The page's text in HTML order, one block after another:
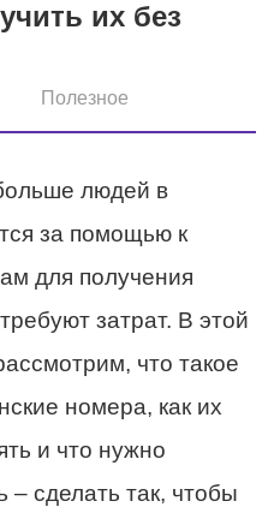
их без
Полезное
людей в
за помощью к
для получения
затрат. В этой
что такое
номера, как их
и что нужно
сделать так, чтобы